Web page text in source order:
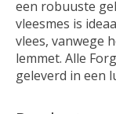
een robuuste
vleesmes is
vlees, vanwege
lemmet. Alle
geleverd in een